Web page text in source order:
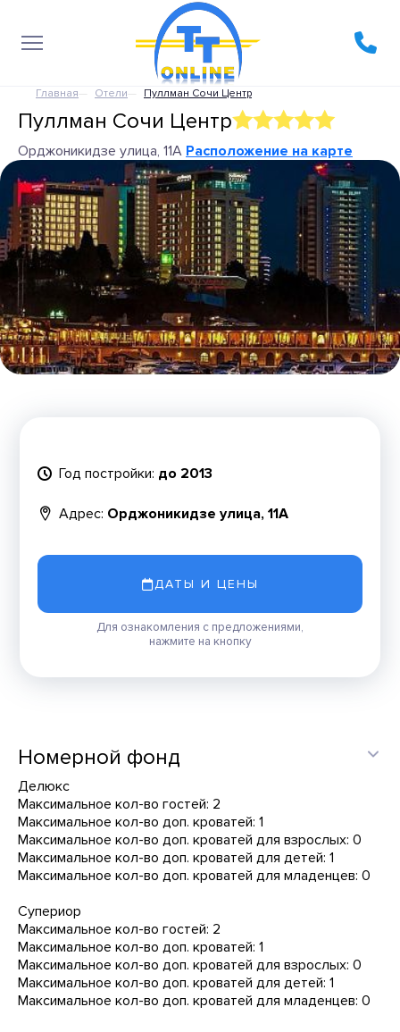
Главная Отели Пуллман Сочи Центр
Пуллман Сочи Центр
Орджоникидзе улица, 11А Расположение на карте
Год постройки: до 2013
Адрес: Орджоникидзе улица, 11А
ДАТЫ И ЦЕНЫ
Для ознакомления с предложениями,
нажмите на кнопку
Номерной фонд
Делюкс
Максимальное кол-во гостей: 2
Максимальное кол-во доп. кроватей: 1
Максимальное кол-во доп. кроватей для взрослых: 0
Максимальное кол-во доп. кроватей для детей: 1
Максимальное кол-во доп. кроватей для младенцев: 0
Супериор
Максимальное кол-во гостей: 2
Максимальное кол-во доп. кроватей: 1
Максимальное кол-во доп. кроватей для взрослых: 0
Максимальное кол-во доп. кроватей для детей: 1
Максимальное кол-во доп. кроватей для младенцев: 0